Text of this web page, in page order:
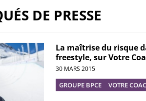
DE PRESSE
La maîtrise du risque
freestyle, sur Votre
30 MARS 2015
GROUPE BPCE VOTRE